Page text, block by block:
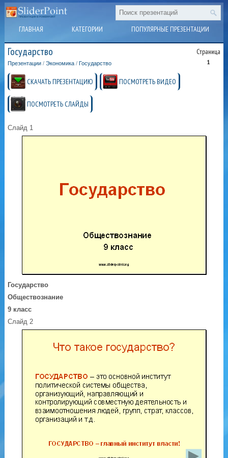
ГЛАВНАЯ КАТЕГОРИИ ПОПУЛЯРНЫЕ ПРЕЗЕНТАЦИИ
Государство Страница
1
Презентации /Экономика / Государство
СКАЧАТЬ ПРЕЗЕНТАЦИЮ ПОСМОТРЕТЬ ВИДЕО
ПОСМОТРЕТЬ СЛАЙДЫ
Слайд 1
Государство
Обществознание
9 класс
Слайд 2